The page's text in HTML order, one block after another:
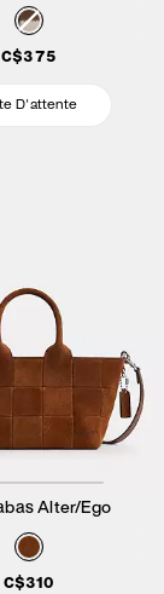
C$375
D'attente
Alter/Ego
C$310